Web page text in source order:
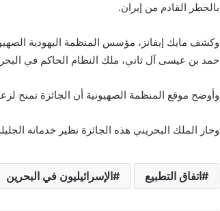
بالخطر القادم من إيران.
وكشف مايك إيفانز، مؤسس المنظمة اليهودية
حمد بن عيسى آل ثاني، ملك النظام الحاكم في
وأوضح موقع المنظمة الصهيونية أن الجائزة تمنح
وحاز الملك البحريني هذه الجائزة نظير خدماته
اتفاق التطبيع الإسرائيليون في البحرين